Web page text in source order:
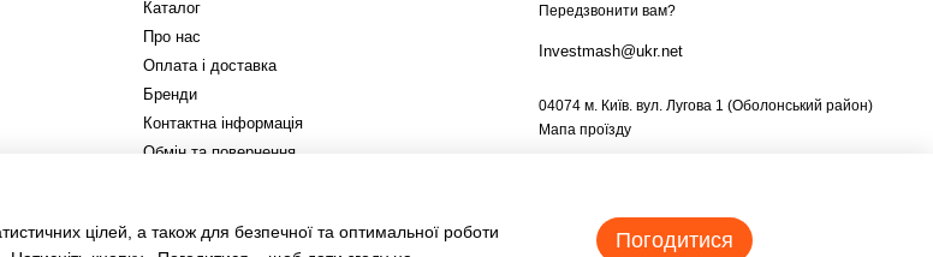
Каталог
Про нас
Оплата і доставка
Бренди
Контактна інформація
Обмін та повернення
Передзвонити вам?
Investmash@ukr.net
04074 м. Київ. вул. Лугова 1 (Оболонський район)
Мапа проїзду
цілей, а також для безпечної та оптимальної роботи
Погодитися